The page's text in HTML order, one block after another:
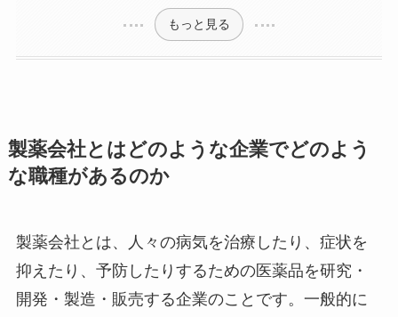
もっと見る
製薬会社とはどのような企業でどのよう
な職種があるのか
製薬会社とは、人々の病気を治療したり、症状を
抑えたり、予防したりするための医薬品を研究・
開発・製造・販売する企業のことです。一般的に